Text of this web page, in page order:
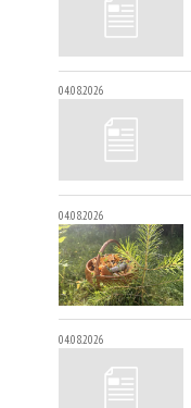
04.08.2026
04.08.2026
04.08.2026